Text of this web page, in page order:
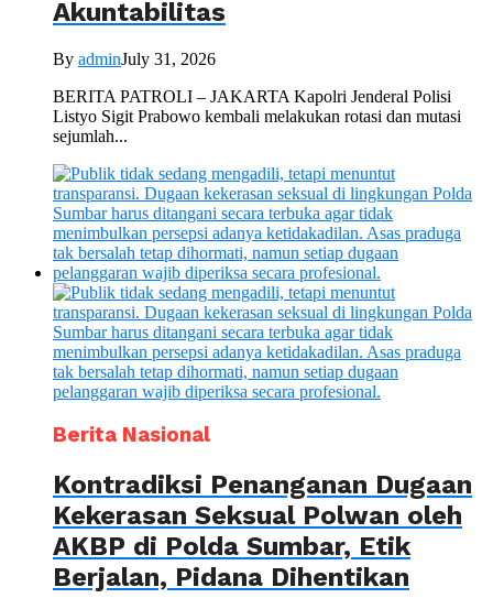
Akuntabilitas
By adminJuly 31, 2026
BERITA PATROLI – JAKARTA Kapolri Jenderal Polisi
Listyo Sigit Prabowo kembali melakukan rotasi dan mutasi
sejumlah...
Berita Nasional
Kontradiksi Penanganan Dugaan
Kekerasan Seksual Polwan oleh
AKBP di Polda Sumbar, Etik
Berjalan, Pidana Dihentikan